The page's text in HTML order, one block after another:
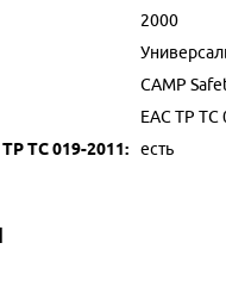
2000
CAMP
EAC ТР ТС
ТС 019-2011:
есть